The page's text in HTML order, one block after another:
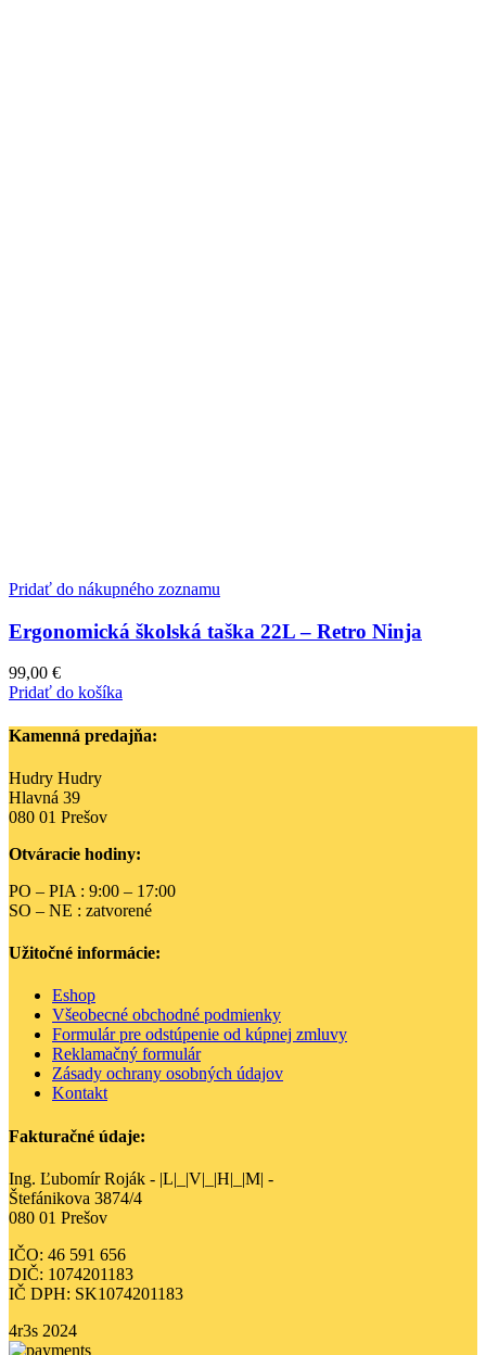
Pridať do nákupného zoznamu
Ergonomická školská taška 22L – Retro Ninja
99,00 €
Pridať do košíka
Kamenná predajňa:
Hudry Hudry
Hlavná 39
080 01 Prešov
Otváracie hodiny:
PO – PIA : 9:00 – 17:00
SO – NE : zatvorené
Užitočné informácie:
Eshop
Všeobecné obchodné podmienky
Formulár pre odstúpenie od kúpnej zmluvy
Reklamačný formulár
Zásady ochrany osobných údajov
Kontakt
Fakturačné údaje:
Ing. Ľubomír Roják - |L|_|V|_|H|_|M| -
Štefánikova 3874/4
080 01 Prešov
IČO: 46 591 656
DIČ: 1074201183
IČ DPH: SK1074201183
4r3s 2024